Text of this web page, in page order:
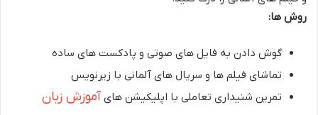
روش ها:
گوش دادن به فایل های صوتی و پادکست های ساده
تماشای فیلم ها و سریال های آلمانی با زیرنویس
تمرین شنیداری تعاملی با اپلیکیشن هایآموزش زبان